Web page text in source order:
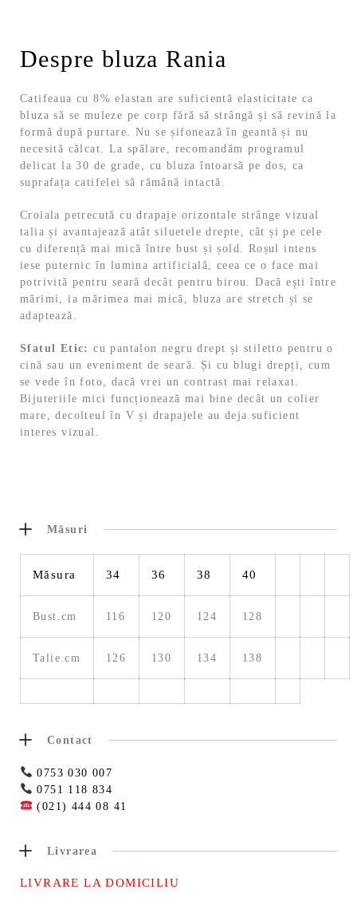
Despre bluza Rania
Catifeaua cu 8% elastan are suficientă elasticitate ca
bluza să se muleze pe corp fără să strângă și să revină la
formă după purtare. Nu se șifonează în geantă și nu
necesită călcat. La spălare, recomandăm programul
delicat la 30 de grade, cu bluza întoarsă pe dos, ca
suprafața catifelei să rămână intactă.
Croiala petrecută cu drapaje orizontale strânge vizual
talia și avantajează atât siluetele drepte, cât și pe cele
cu diferență mai mică între bust și șold. Roșul intens
iese puternic în lumina artificială, ceea ce o face mai
potrivită pentru seară decât pentru birou. Dacă ești între
mărimi, ia mărimea mai mică, bluza are stretch și se
adaptează.
Sfatul Etic: cu pantalon negru drept și stiletto pentru o
cină sau un eveniment de seară. Și cu blugi drepți, cum
se vede în foto, dacă vrei un contrast mai relaxat.
Bijuteriile mici funcționează mai bine decât un colier
mare, decolteul în V și drapajele au deja suficient
interes vizual.
Măsuri
Măsura 34 36 38 40
Bust.cm 116 120 124 128
Talie.cm 126 130 134 138
Contact
0753 030 007
0751 118 834
(021) 444 08 41
Livrarea
LIVRARE LA DOMICILIU